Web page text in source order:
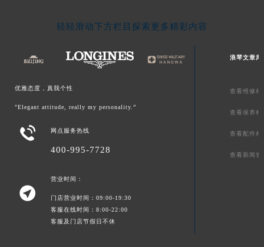
轻轻滑动下方栏目探索更多精彩内容
优雅态度，真我个性
"Elegant attitude, really my personality.”
 网点服务热线
400-995-7728

营业时间：
门店营业时间：09:00-19:30
客服在线时间：8:00-22:00
客服及门店节假日不休
浪琴文章库
查看维修相
查看保养相
查看配件相
查看新闻资